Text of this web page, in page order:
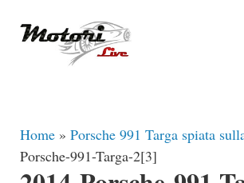
Home » Porsche 991 Targa spiata
Porsche-991-Targa-2[3]